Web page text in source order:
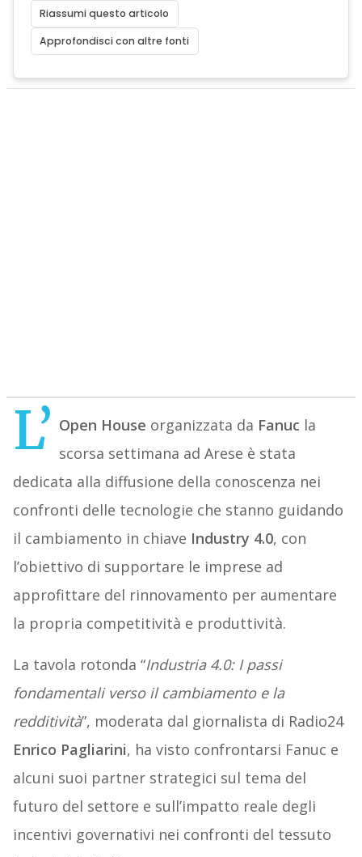
Riassumi questo articolo
Approfondisci con altre fonti
L’ Open House organizzata da Fanuc la
scorsa settimana ad Arese è stata
dedicata alla diffusione della conoscenza nei
confronti delle tecnologie che stanno guidando
il cambiamento in chiave Industry 4.0, con
l’obiettivo di supportare le imprese ad
approfittare del rinnovamento per aumentare
la propria competitività e produttività.
La tavola rotonda “Industria 4.0: I passi
fondamentali verso il cambiamento e la
redditività”, moderata dal giornalista di Radio24
Enrico Pagliarini, ha visto confrontarsi Fanuc e
alcuni suoi partner strategici sul tema del
futuro del settore e sull’impatto reale degli
incentivi governativi nei confronti del tessuto